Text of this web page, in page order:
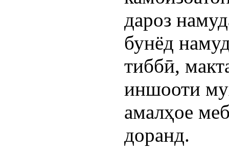
дароз
бунёд
тиббӣ,
иншооти
амалҳое
доранд.